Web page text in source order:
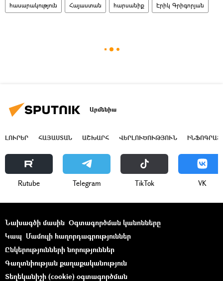
հասարակություն Հայաստան հարսանիք Էրիկ Գրիգորյան
Արմենիա
ԼՈՒՐԵՐ ՀԱՅԱՍՏԱՆ ԱՇԽԱՐՀ ՎԵՐԼՈՒԾՈՒԹՅՈՒՆ
Rutube Telegram ТikТоk VK
Նախագծի մասին Օգտագործման կանոնները
Կապ Մամուլի հաղորդագրություններ
Ընկերությունների նորություններ
Գաղտնիության քաղաքականություն
Տեղեկանիշի (cookie) օգտագործման